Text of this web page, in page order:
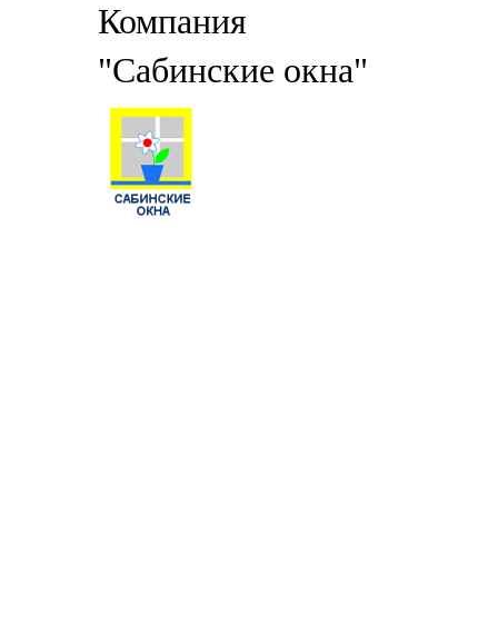
Компания
"Сабинские окна"